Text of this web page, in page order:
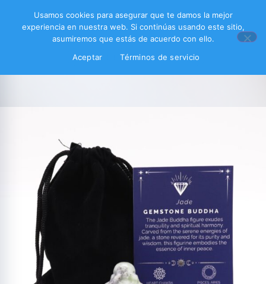
Usamos cookies para asegurar que te damos la mejor
experiencia en nuestra web. Si continúas usando este sitio,
asumiremos que estás de acuerdo con ello.
Aceptar
Términos de servicio